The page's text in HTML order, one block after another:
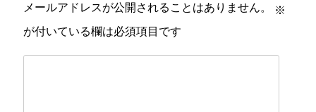
メールアドレスが公開されることはありません。
※
が付いている欄は必須項目です